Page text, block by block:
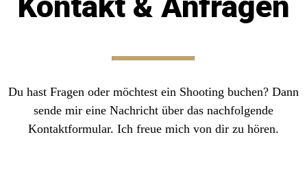
Du hast Fragen oder möchtest ein Shooting buchen? Dann
sende mir eine Nachricht über das nachfolgende
Kontaktformular. Ich freue mich von dir zu hören.